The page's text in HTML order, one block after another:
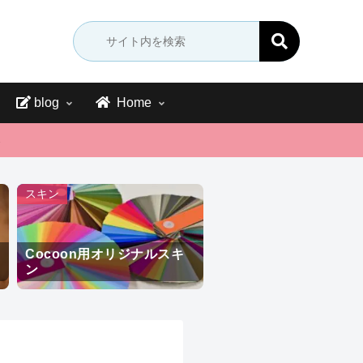
blog Home
スキン
Cocoon用オリジナルスキ
ン